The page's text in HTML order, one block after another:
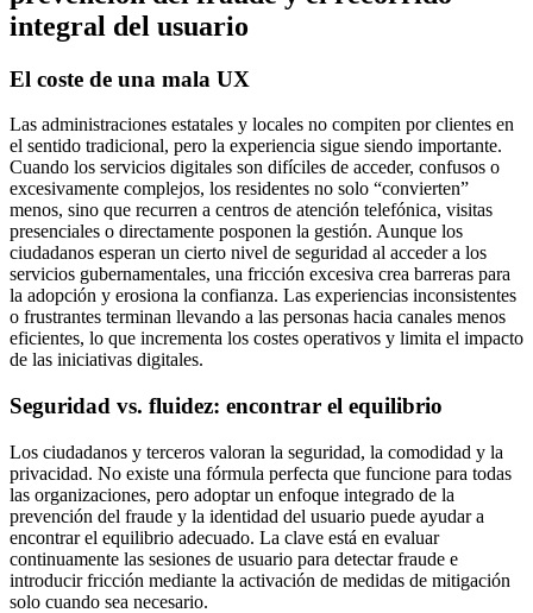
integral del usuario
El coste de una mala UX
Las administraciones estatales y locales no compiten por clientes en
el sentido tradicional, pero la experiencia sigue siendo importante.
Cuando los servicios digitales son difíciles de acceder, confusos o
excesivamente complejos, los residentes no solo “convierten”
menos, sino que recurren a centros de atención telefónica, visitas
presenciales o directamente posponen la gestión. Aunque los
ciudadanos esperan un cierto nivel de seguridad al acceder a los
servicios gubernamentales, una fricción excesiva crea barreras para
la adopción y erosiona la confianza. Las experiencias inconsistentes
o frustrantes terminan llevando a las personas hacia canales menos
eficientes, lo que incrementa los costes operativos y limita el impacto
de las iniciativas digitales.
Seguridad vs. fluidez: encontrar el equilibrio
Los ciudadanos y terceros valoran la seguridad, la comodidad y la
privacidad. No existe una fórmula perfecta que funcione para todas
las organizaciones, pero adoptar un enfoque integrado de la
prevención del fraude y la identidad del usuario puede ayudar a
encontrar el equilibrio adecuado. La clave está en evaluar
continuamente las sesiones de usuario para detectar fraude e
introducir fricción mediante la activación de medidas de mitigación
solo cuando sea necesario.